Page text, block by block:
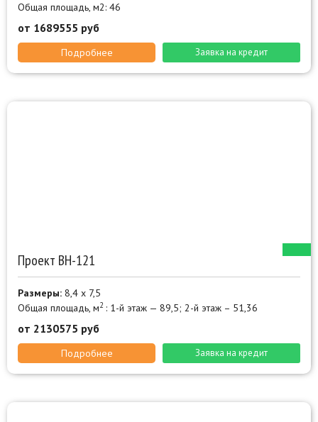
Общая площадь, м2: 46
от 1689555 руб
Подробнее Заявка на кредит
Проект ВН-121
Размеры: 8,4 х 7,5
Общая площадь, м2 : 1-й этаж — 89,5; 2-й этаж – 51,36
от 2130575 руб
Подробнее Заявка на кредит